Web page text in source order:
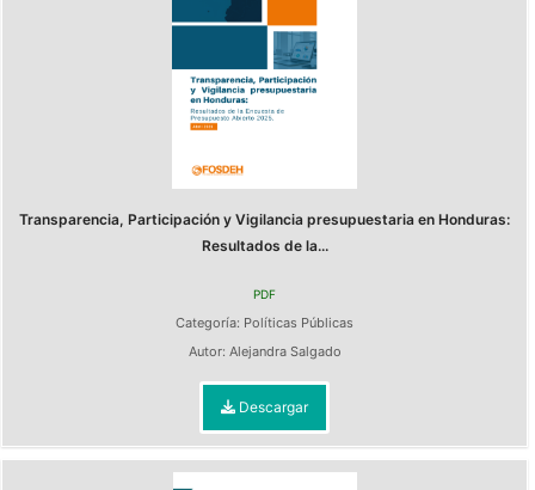
Transparencia, Participación y Vigilancia presupuestaria en Honduras:
Resultados de la...
PDF
Categoría: Políticas Públicas
Autor: Alejandra Salgado
Descargar